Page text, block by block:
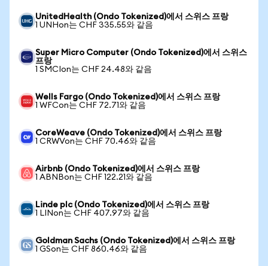
UnitedHealth (Ondo Tokenized)에서 스위스 프랑
1 UNHon는 CHF 335.55와 같음
Super Micro Computer (Ondo Tokenized)에서 스위스
프랑
1 SMCIon는 CHF 24.48와 같음
Wells Fargo (Ondo Tokenized)에서 스위스 프랑
1 WFCon는 CHF 72.71와 같음
CoreWeave (Ondo Tokenized)에서 스위스 프랑
1 CRWVon는 CHF 70.46와 같음
Airbnb (Ondo Tokenized)에서 스위스 프랑
1 ABNBon는 CHF 122.21와 같음
Linde plc (Ondo Tokenized)에서 스위스 프랑
1 LINon는 CHF 407.97와 같음
Goldman Sachs (Ondo Tokenized)에서 스위스 프랑
1 GSon는 CHF 860.46와 같음